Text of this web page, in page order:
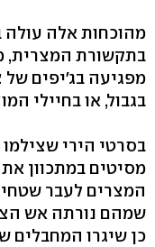
מהוכחות אלה עולה
בתקשורת המצרית,
מפגיעה בג'יפים של
בגבול, או בחיילי
בסרטי הירי
מסיטים במתכוון
המצרים לעבר
שמהם נורתה אש
כן שיגרו